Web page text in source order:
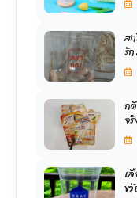
ส
รั
ก
จ
ต่
เ
ข